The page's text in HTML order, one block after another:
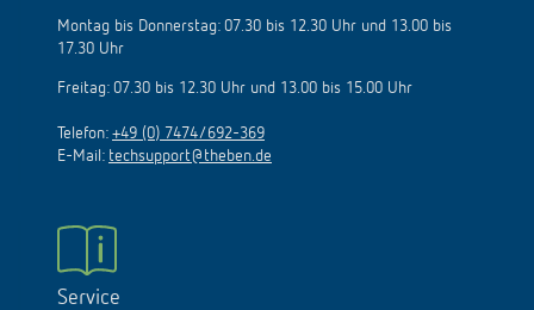
Montag bis Donnerstag: 07.30 bis 12.30 Uhr und 13.00 bis
17.30 Uhr
Freitag: 07.30 bis 12.30 Uhr und 13.00 bis 15.00 Uhr
Telefon: +49 (0) 7474/692-369
E-Mail: techsupport@theben.de
Service